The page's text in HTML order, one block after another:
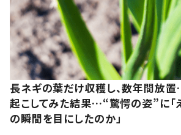
長ネギの葉だけ収穫し、数年間放
起こしてみた結果…“驚愕の姿”に「
の瞬間を目にしたのか」